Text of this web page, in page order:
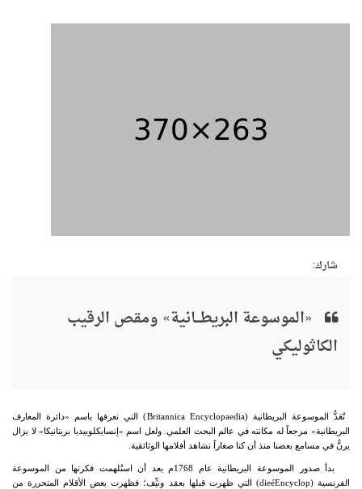
شارك:
«الموسوعة البريطـــانية» ومقص الرقيب
الكاثوليكي
تُعَدُّ الموسوعة البريطانية (Encyclopaedia
Britannica) التي نعرفها باسم «دائرة المعارف
البريطانية» مرجعاً له مكانته في عالم البحث العلمي. ولعل اسم «إنسايكلوبيديا بريتانيكا» لا يزال
يرنُّ في مسامع بعضنا منذ أن كنا صغاراً نشاهد أفلامها الوثائقية.
بدأ صدور الموسوعة البريطانية عام 1768م بعد أن استُلهمت فكرتها من الموسوعة
الفرنسية (Encyclop
é
die) التي ظهرت قبلها بعقد ونيِّف؛ فظهرت بعض الأقلام المتحررة من